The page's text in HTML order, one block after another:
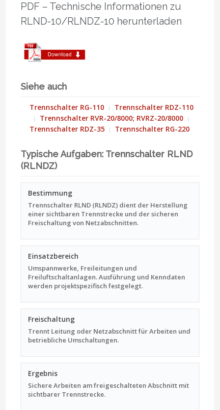
PDF – Technische Informationen zu
RLND-10/RLNDZ-10 herunterladen
Siehe auch
Trennschalter RG-110
Trennschalter RDZ-110
Trennschalter RVR-20/8000; RVRZ-20/8000
Trennschalter RDZ-35
Trennschalter RG-220
Typische Aufgaben: Trennschalter RLND
(RLNDZ)
Bestimmung
Trennschalter RLND (RLNDZ) dient der Herstellung
einer sichtbaren Trennstrecke und der sicheren
Freischaltung von Netzabschnitten.
Einsatzbereich
Umspannwerke, Freileitungen und
Freiluftschaltanlagen. Ausführung und Kenndaten
werden projektspezifisch festgelegt.
Freischaltung
Trennt Leitung oder Netzabschnitt für Arbeiten und
betriebliche Umschaltungen.
Ergebnis
Sichere Arbeiten am freigeschalteten Abschnitt mit
sichtbarer Trennstrecke.